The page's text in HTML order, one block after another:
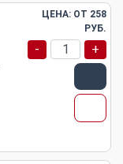
ЦЕНА: ОТ 258
РУБ.
- +